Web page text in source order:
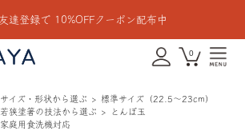
達登録で 10%OFFクーポン配布中
0
サイズ・形状から選ぶ
標準サイズ（22.5〜23cm）
若狭塗箸の技法から選ぶ
とんぼ玉
家庭用食洗機対応